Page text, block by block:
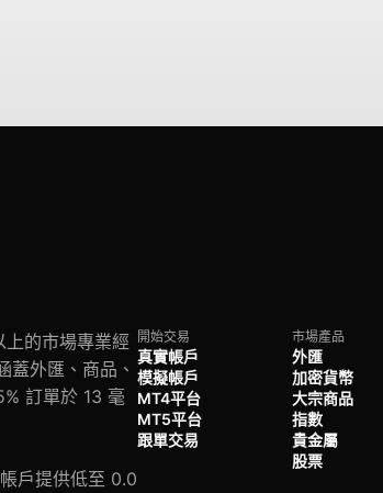
的市場專業經
外匯、商品、
訂單於 13 毫
戶提供低至 0.0
開始交易
真實帳戶
模擬帳戶
MT4平台
MT5平台
跟單交易
市場產品
外匯
加密貨幣
大宗商品
指數
貴金屬
股票